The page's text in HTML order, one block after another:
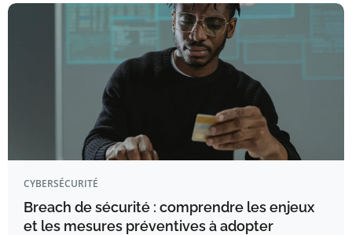
CYBERSÉCURITÉ
Breach de sécurité : comprendre les enjeux
et les mesures préventives à adopter